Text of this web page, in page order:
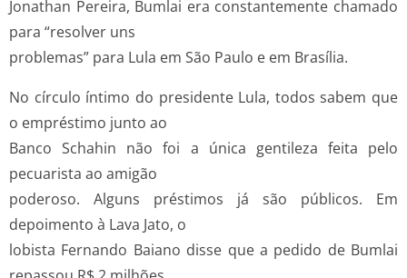
Jonathan Pereira, Bumlai era constantemente chamado
para “resolver uns
problemas” para Lula em São Paulo e em Brasília.
No círculo íntimo do presidente Lula, todos sabem que
o empréstimo junto ao
Banco Schahin não foi a única gentileza feita pelo
pecuarista ao amigão
poderoso. Alguns préstimos já são públicos. Em
depoimento à Lava Jato, o
lobista Fernando Baiano disse que a pedido de Bumlai